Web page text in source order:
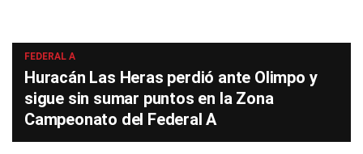
FEDERAL A
Huracán Las Heras perdió ante Olimpo y
sigue sin sumar puntos en la Zona
Campeonato del Federal A